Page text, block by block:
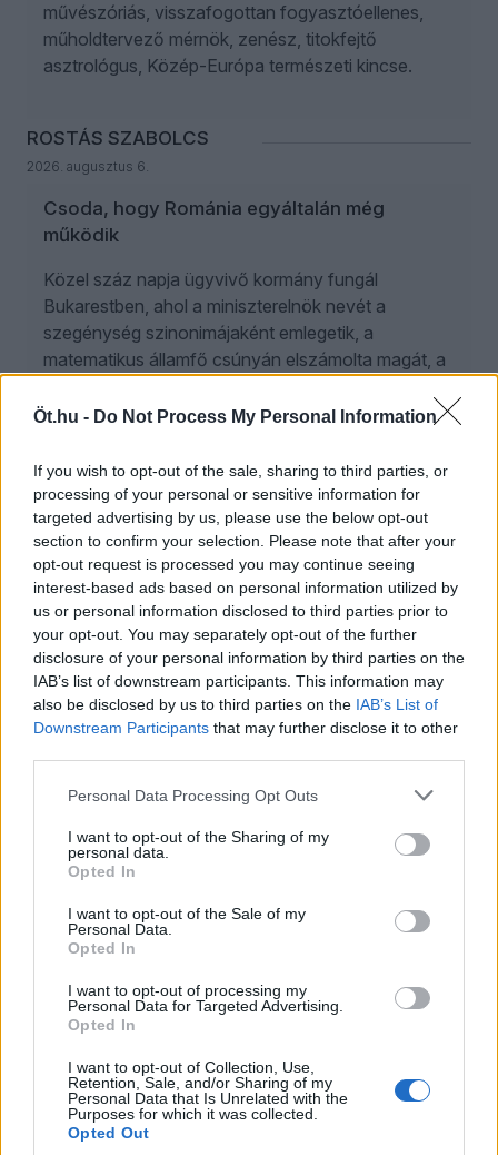
Öt.hu - Do Not Process My Personal Information
If you wish to opt-out of the sale, sharing to third parties, or
processing of your personal or sensitive information for
targeted advertising by us, please use the below opt-out
section to confirm your selection. Please note that after your
opt-out request is processed you may continue seeing
interest-based ads based on personal information utilized by
us or personal information disclosed to third parties prior to
your opt-out. You may separately opt-out of the further
disclosure of your personal information by third parties on the
IAB’s list of downstream participants. This information may
also be disclosed by us to third parties on the IAB’s List of
Downstream Participants that may further disclose it to other
Personal Data Processing Opt Outs
I want to opt-out of the Sharing of my
personal data.
Opted In
I want to opt-out of the Sale of my
Personal Data.
Opted In
I want to opt-out of processing my
Personal Data for Targeted Advertising.
Opted In
I want to opt-out of Collection, Use,
Retention, Sale, and/or Sharing of my
Personal Data that Is Unrelated with the
Purposes for which it was collected.
Opted Out
művészóriás, visszafogottan fogyasztóellenes,
műholdtervező mérnök, zenész, titokfejtő
asztrológus, Közép-Európa természeti kincse.
ROSTÁS SZABOLCS
2026. augusztus 6.
Csoda, hogy Románia egyáltalán még
működik
Közel száz napja ügyvivő kormány fungál
Bukarestben, ahol a miniszterelnök nevét a
szegénység szinonimájaként emlegetik, a
matematikus államfő csúnyán elszámolta magát, a
várják, hogy rányomják a „bóvli” pecsétet az
ÖT
2026. augusztus 6.
2
Schiffer András: Szégyen, amit Magyar Péter
kormányzás címén művel
A Közelkép nyári kiadásában Schiffer András és
Gavra Gábor többek közt az energiakrízisről, a
köztársasági elnök-jelölésről és általában Magyar
Péter kormányzásáról is beszélget. És hallhatunk
egy „több mint legendát” Kövér Lászlóról is.
PAPP LÁSZLÓ TAMÁS
2026. augusztus 6.
Sógorom, a múzeumigazgató
Úgy néz ki, a Tisza-kormány jó úton halad, hogy a
legyen a botránybohózat kategóriában.
NEFELEJCS GERGŐ
2026. augusztus 5.
A politikai pástról levonuló influenszerekről: